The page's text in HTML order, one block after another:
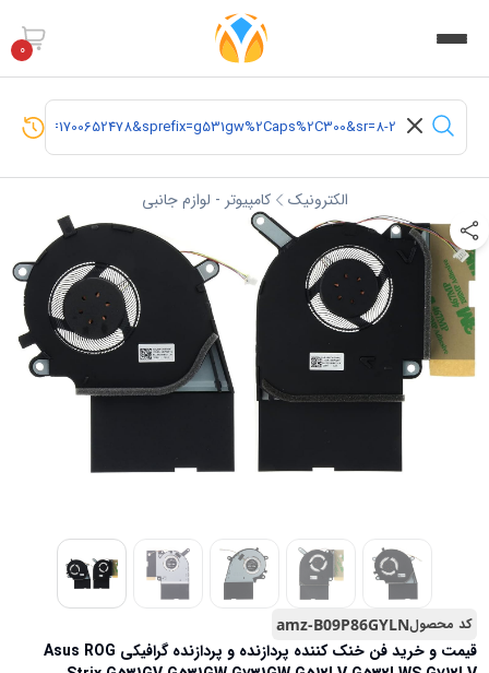
0
الکترونیک کامپیوتر - لوازم جانبی
کد محصولamz-B09P86GYLN
قیمت و خرید
فن خنک کننده پردازنده و پردازنده گرافیکی Asus ROG